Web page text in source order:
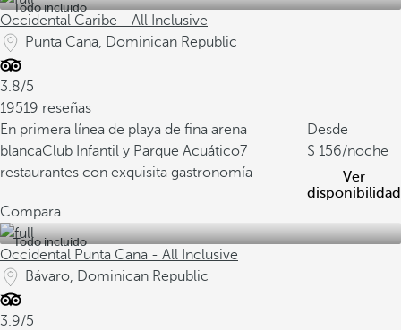
Todo incluido
Occidental Caribe - All Inclusive
Punta Cana, Dominican Republic
3.8/5
19519 reseñas
En primera línea de playa de fina arena
blancaClub Infantil y Parque Acuático7
restaurantes con exquisita gastronomía
Desde
156/noche
Ver
disponibilidad
Compara
Todo incluido
Occidental Punta Cana - All Inclusive
Bávaro, Dominican Republic
3.9/5